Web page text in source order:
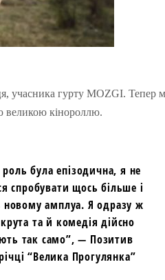
учасника гурту MOZGI. Тепер
великою кінороллю.
була епізодична, я не
спробувати щось більше і
новому амплуа. Я одразу ж
та й комедія дійсно
так само”, — Позитив
“Велика Прогулянка”